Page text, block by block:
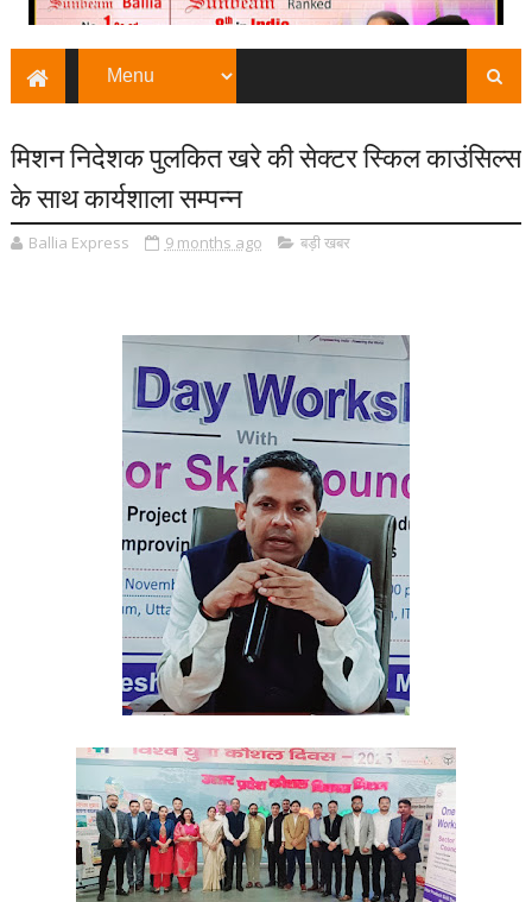
मिशन निदेशक पुलकित खरे की सेक्टर स्किल काउंसिल्स
के साथ कार्यशाला सम्पन्न
Ballia Express 9 months ago बड़ी खबर